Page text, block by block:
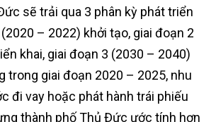
sẽ trải qua 3 phân kỳ phát triển
– 2022) khởi tạo, giai đoạn 2
khai, giai đoạn 3 (2030 – 2040)
trong giai đoạn 2020 – 2025, nhu
đi vay hoặc phát hành trái phiếu
thành phố Thủ Đức ước tính hơn